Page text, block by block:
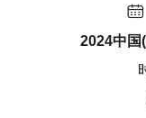

2024中国